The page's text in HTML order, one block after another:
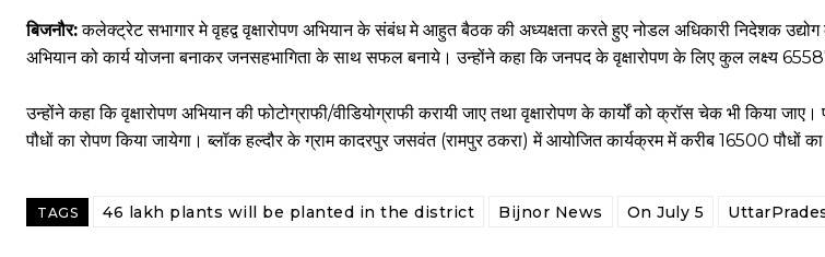
बिजनौर:कलेक्ट्रेट स​भागार मे वृहद्व वृक्षारोपण अभियान के संबंध मे आहुत बैठक की अध्यक्षता करते हुए नोडल अधिकारी निदेशक उद्योग
अभियान को कार्य योजना बनाकर जनसहभागिता के साथ सफल बनाये। उन्होंने कहा कि जनपद के वृक्षारोपण के लिए कुल लक्ष्य
उन्होंने कहा कि वृक्षारोपण अभियान की फोटोग्राफी/वीडियोग्राफी करायी जाए तथा वृक्षारोपण के कार्यों को क्रॉस चेक भी किया
पौधों का रोपण किया जायेगा। ब्लॉक हल्दौर के ग्राम कादरपुर जसवंत (रामपुर ठकरा) में आयोजित कार्यक्रम में करीब 16500 पौधों का
TAGS 46 lakh plants will be planted in the district Bijnor News On July 5